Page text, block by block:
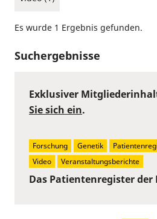
Es wurde 1 Ergebnis gefunden.
Suchergebnisse
Das Patientenregister der
Exklusiver
Sie sich ein.
Forschung Genetik
Video
Veranstaltungsberichte